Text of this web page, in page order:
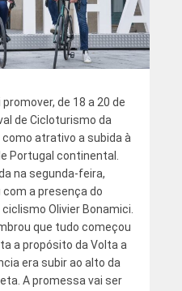
de 18 a 20 de
de Cicloturismo da
atrativo a subida à
Portugal continental.
na segunda-feira,
a presença do
Olivier Bonamici.
que tudo começou
a propósito da Volta a
era subir ao alto da
A promessa vai ser